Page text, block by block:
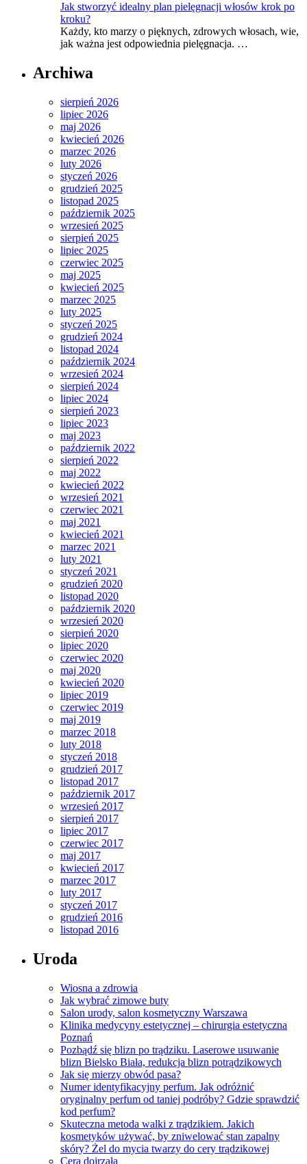
Jak stworzyć idealny plan pielęgnacji włosów krok po
kroku?
Każdy, kto marzy o pięknych, zdrowych włosach, wie,
jak ważna jest odpowiednia pielęgnacja. …
Archiwa
sierpień 2026
lipiec 2026
maj 2026
kwiecień 2026
marzec 2026
luty 2026
styczeń 2026
grudzień 2025
listopad 2025
październik 2025
wrzesień 2025
sierpień 2025
lipiec 2025
czerwiec 2025
maj 2025
kwiecień 2025
marzec 2025
luty 2025
styczeń 2025
grudzień 2024
listopad 2024
październik 2024
wrzesień 2024
sierpień 2024
lipiec 2024
sierpień 2023
lipiec 2023
maj 2023
październik 2022
sierpień 2022
maj 2022
kwiecień 2022
wrzesień 2021
czerwiec 2021
maj 2021
kwiecień 2021
marzec 2021
luty 2021
styczeń 2021
grudzień 2020
listopad 2020
październik 2020
wrzesień 2020
sierpień 2020
lipiec 2020
czerwiec 2020
maj 2020
kwiecień 2020
lipiec 2019
czerwiec 2019
maj 2019
marzec 2018
luty 2018
styczeń 2018
grudzień 2017
listopad 2017
październik 2017
wrzesień 2017
sierpień 2017
lipiec 2017
czerwiec 2017
maj 2017
kwiecień 2017
marzec 2017
luty 2017
styczeń 2017
grudzień 2016
listopad 2016
Uroda
Wiosna a zdrowia
Jak wybrać zimowe buty
Salon urody, salon kosmetyczny Warszawa
Klinika medycyny estetycznej – chirurgia estetyczna
Poznań
Pozbądź się blizn po trądziku. Laserowe usuwanie
blizn Bielsko Biała, redukcja blizn potrądzikowych
Jak się mierzy obwód pasa?
Numer identyfikacyjny perfum. Jak odróżnić
oryginalny perfum od taniej podróby? Gdzie sprawdzić
kod perfum?
Skuteczna metoda walki z trądzikiem. Jakich
kosmetyków używać, by zniwelować stan zapalny
skóry? Żel do mycia twarzy do cery trądzikowej
Cera dojrzała